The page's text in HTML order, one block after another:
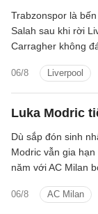
06/8 Liverpool
Trabzonspor là
Salah sau khi rời
Carragher không
Luka Modric
06/8 AC Milan
Dù sắp đón sinh
Modric vẫn gia
năm với AC Milan
ở đội bóng.